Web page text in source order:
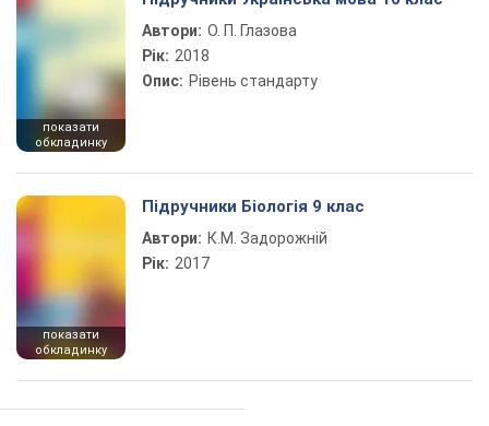
показати
обкладинку
Автори: О. П. Глазова
Рік: 2018
Опис: Рівень стандарту
показати
обкладинку
Підручники Біологія 9 клас
Автори: К.М. Задорожній
Рік: 2017